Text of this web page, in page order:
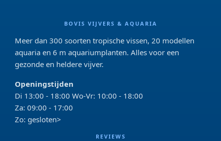
BOVIS VIJVERS & AQUARIA
Meer dan 300 soorten tropische vissen, 20 modellen
aquaria en 6 m aquariumplanten. Alles voor een
gezonde en heldere vijver.
Openingstijden
Di 13:00 - 18:00 Wo-Vr: 10:00 - 18:00
Za: 09:00 - 17:00
Zo: gesloten>
REVIEWS